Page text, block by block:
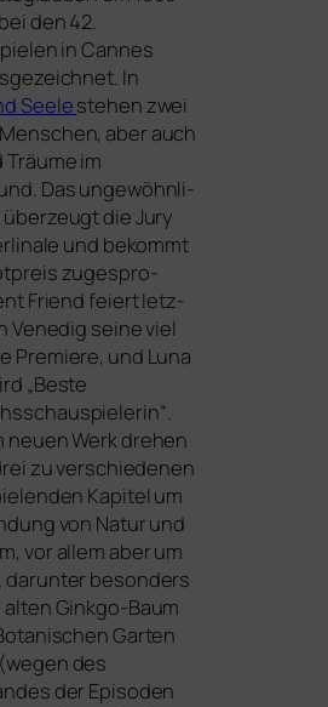
den 42.
in Cannes
In
Seeleste­hen zwei
aber auch
im
Das unge­wöhn­li­
über­zeugt die Jury
und bekommt
zuge­spro­
Friendfei­ert letz­
Venedig sei­ne viel
Premiere, und Luna
„Beste
neu­en Werk dre­hen
zu ver­schie­de­nen
Kapitel um
von Natur und
vor allem aber um
dar­un­ter beson­ders
Ginkgo-Baum
Garten
des
der Episoden